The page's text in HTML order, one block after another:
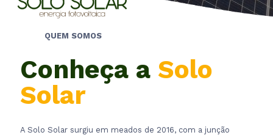
QUEM SOMOS
Conheça a Solo
Solar
A Solo Solar surgiu em meados de 2016, com a junção